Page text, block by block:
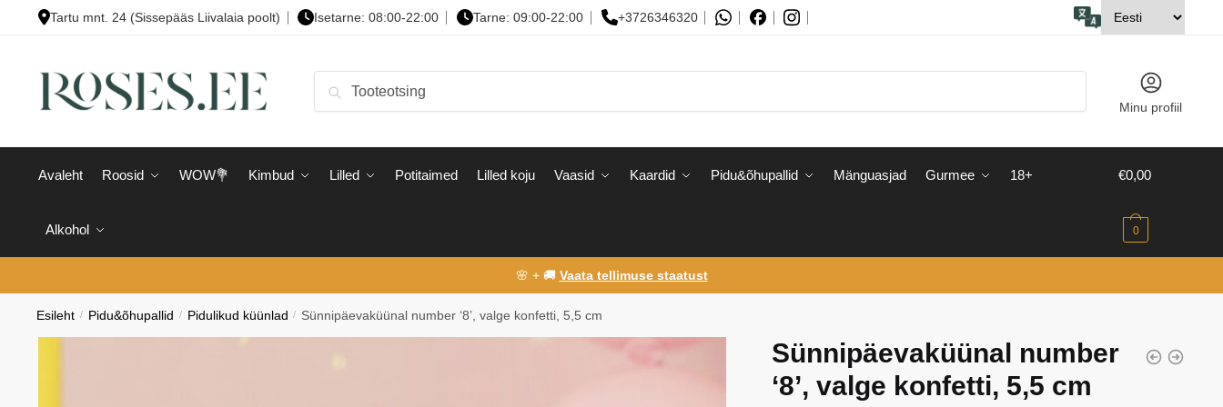
Tartu mnt. 24 (Sissepääs Liivalaia poolt) Isetarne: 08:00-22:00 Tarne: 09:00-22:00 +3726346320
Otsi
Minu profiil
Avaleht Roosid WOW💐 Kimbud Lilled Potitaimed Lilled koju Vaasid Kaardid Pidu&õhupallid Mänguasjad Gurmee 18+
Alkohol
€0,00
0
🌸 + 🚚 Vaata tellimuse staatust
Esileht / Pidu&õhupallid / Pidulikud küünlad / Sünnipäevaküünal number ‘8’, valge konfetti, 5,5 cm
Sünnipäevaküünal number
‘8’, valge konfetti, 5,5 cm